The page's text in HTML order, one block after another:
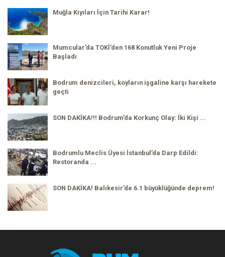
Muğla Kıyıları İçin Tarihi Karar!
Mumcular’da TOKİ’den 168 Konutluk Yeni Proje
Başladı
Bodrum denizcileri, koyların işgaline karşı harekete
geçti
SON DAKİKA!!! Bodrum’da Korkunç Olay: İki Kişi ...
Bodrumlu Meclis Üyesi İstanbul’da Darp Edildi:
Restoranda ...
SON DAKİKA! Balıkesir’de 6.1 büyüklüğünde deprem!